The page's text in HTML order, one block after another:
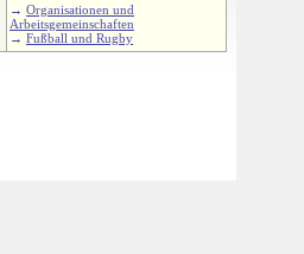
→ Organisationen und
Arbeitsgemeinschaften
→ Fußball und Rugby